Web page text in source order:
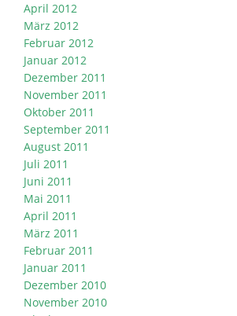
April 2012
März 2012
Februar 2012
Januar 2012
Dezember 2011
November 2011
Oktober 2011
September 2011
August 2011
Juli 2011
Juni 2011
Mai 2011
April 2011
März 2011
Februar 2011
Januar 2011
Dezember 2010
November 2010